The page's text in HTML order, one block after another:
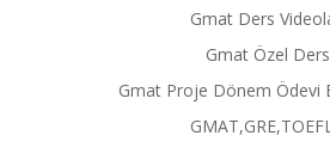
Gmat Ders
Gmat Özel Ders
Gmat Proje Dönem Ödevi